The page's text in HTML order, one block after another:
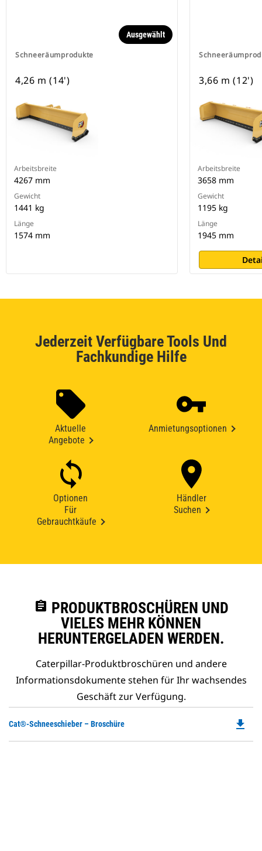
Schneeräumprodukte
Ausgewählt
4,26 m (14')
Arbeitsbreite
4267 mm
Gewicht
1441 kg
Länge
1574 mm
3,66 m (12')
Arbeitsbreite
3658 mm
Gewicht
1195 kg
Länge
1945 mm
Jederzeit Verfügbare Tools Und
Fachkundige Hilfe
Aktuelle
Angebote
Anmietungsoptionen
Optionen
Für
Gebrauchtkäufe
Händler
Suchen
assignment PRODUKTBROSCHÜREN UND
VIELES MEHR KÖNNEN
HERUNTERGELADEN WERDEN.
Caterpillar-Produktbroschüren und andere
Informationsdokumente stehen für Ihr wachsendes
Geschäft zur Verfügung.
Cat®-Schneeschieber – Broschüre file_download